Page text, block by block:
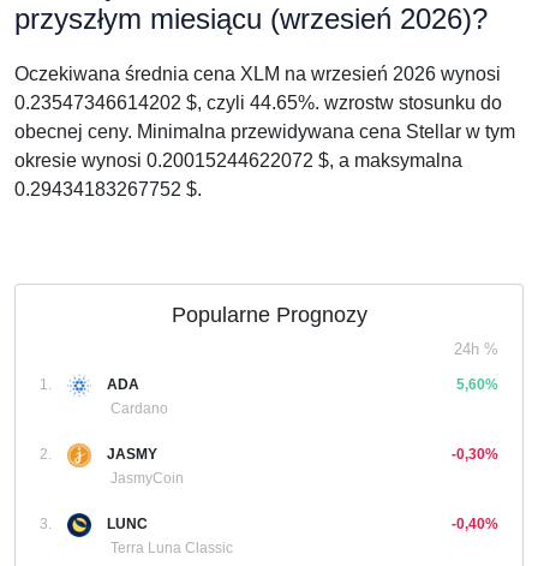
przyszłym miesiącu (wrzesień 2026)?
Oczekiwana średnia cena XLM na wrzesień 2026 wynosi
0.23547346614202 $, czyli 44.65%. wzrostw stosunku do
obecnej ceny. Minimalna przewidywana cena Stellar w tym
okresie wynosi 0.20015244622072 $, a maksymalna
0.29434183267752 $.
Popularne Prognozy
24h %
1.
ADA
Cardano
5,60%
2.
JASMY
JasmyCoin
-0,30%
3.
LUNC
Terra Luna Classic
-0,40%